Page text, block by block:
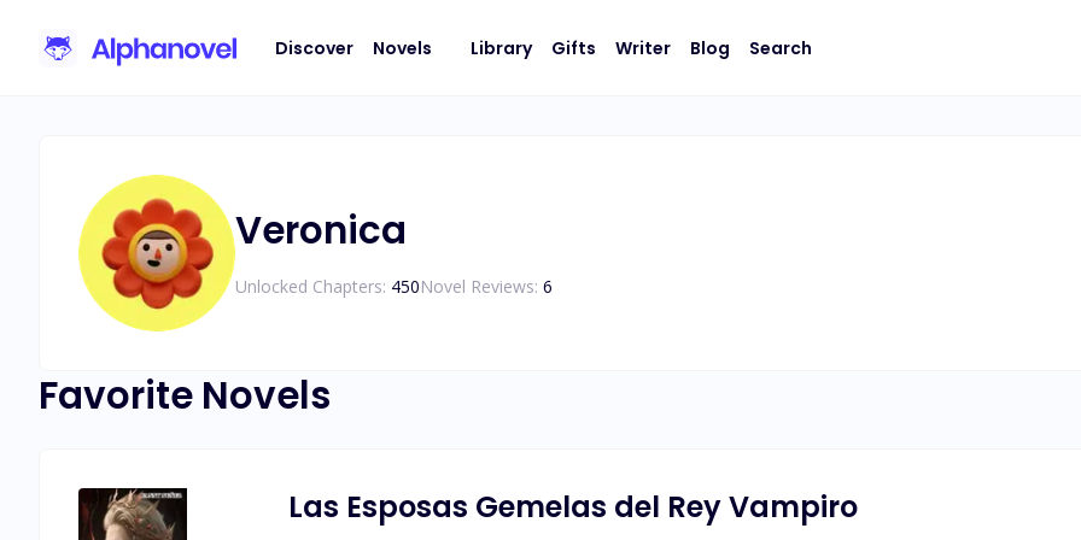
Discover Novels Library Gifts Writer Blog Search
Veronica
Unlocked Chapters: 450Novel Reviews: 6
Favorite Novels
Las Esposas Gemelas del Rey Vampiro